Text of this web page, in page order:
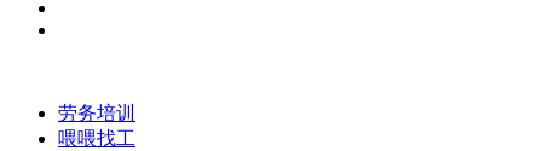
劳务培训
喂喂找工